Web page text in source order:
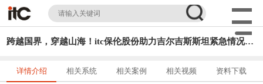
跨越国界，穿越山海！itc保伦股份助力吉尔吉斯斯坦紧急情况部构建“智慧应急平台”，全力护航国家安全！
详情介绍 相关系统 相关案例 相关视频 资料下载